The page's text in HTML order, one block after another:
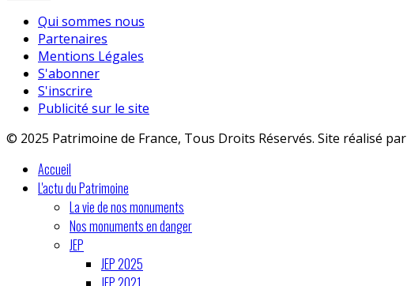
Qui sommes nous
Partenaires
Mentions Légales
S'abonner
S'inscrire
Publicité sur le site
© 2025 Patrimoine de France, Tous Droits Réservés. Site réalisé par
Accueil
L'actu du Patrimoine
La vie de nos monuments
Nos monuments en danger
JEP
JEP 2025